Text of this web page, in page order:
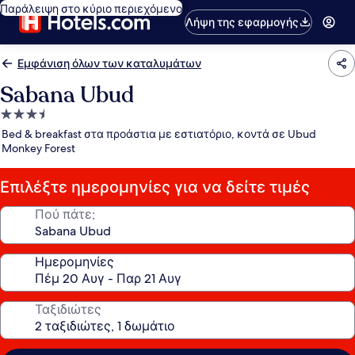
Παράλειψη στο κύριο περιεχόμενο
Λήψη της εφαρμογής
Εμφάνιση όλων των καταλυμάτων
Sabana Ubud
Κατάλυμα
με
3.5
αστέρια
Bed & breakfast στα προάστια με εστιατόριο, κοντά σε Ubud
Monkey Forest
Επιλέξτε ημερομηνίες για να δείτε τιμές
Πού πάτε;
Ημερομηνίες
Ταξιδιώτες